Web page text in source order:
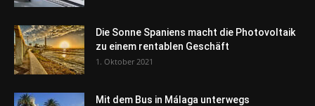
Die Sonne Spaniens macht die Photovoltaik
zu einem rentablen Geschäft
1. Oktober 2021
Mit dem Bus in Málaga unterwegs